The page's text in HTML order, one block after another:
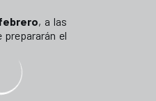
, a las
prepararán el